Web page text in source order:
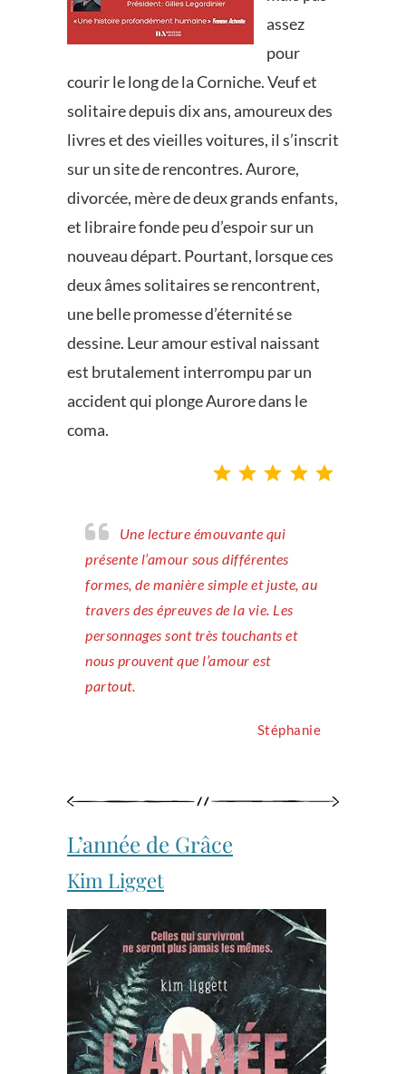
assez
pour
courir le long de la Corniche. Veuf et
solitaire depuis dix ans, amoureux des
livres et des vieilles voitures, il s’inscrit
sur un site de rencontres. Aurore,
divorcée, mère de deux grands enfants,
et libraire fonde peu d’espoir sur un
nouveau départ. Pourtant, lorsque ces
deux âmes solitaires se rencontrent,
une belle promesse d’éternité se
dessine. Leur amour estival naissant
est brutalement interrompu par un
accident qui plonge Aurore dans le
coma.
Une lecture émouvante qui
présente l’amour sous différentes
formes, de manière simple et juste, au
travers des épreuves de la vie. Les
personnages sont très touchants et
nous prouvent que l’amour est
partout.
Stéphanie
L’année de Grâce
Kim Ligget